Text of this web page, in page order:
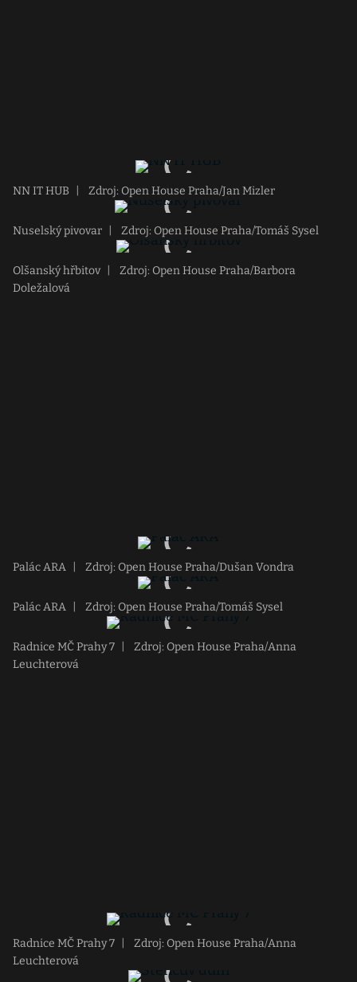
NN IT HUB Zdroj: Open House Praha/Jan Mizler
Nuselský pivovar Zdroj: Open House Praha/Tomáš Sysel
Olšanský hřbitov
Zdroj: Open House Praha/Barbora
Doležalová
Palác ARA Zdroj: Open House Praha/Dušan Vondra
Palác ARA Zdroj: Open House Praha/Tomáš Sysel
Radnice MČ Prahy 7
Zdroj: Open House Praha/Anna
Leuchterová
Radnice MČ Prahy 7
Zdroj: Open House Praha/Anna
Leuchterová